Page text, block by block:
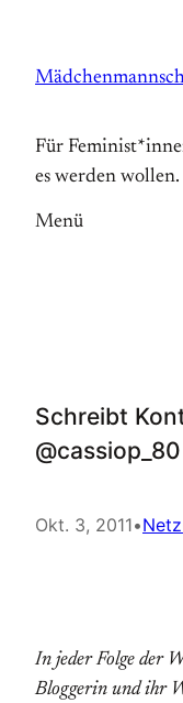
springen
Für
es werden wollen.
Menü
Schreibt
@cassiop_80
Okt. 3, 2011•
In jeder Folge der
Bloggerin und ihr